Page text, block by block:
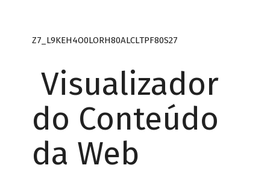
Z7_L9KEH4O0LORH80ALCLTPF80S27
Visualizador
do Conteúdo
da Web